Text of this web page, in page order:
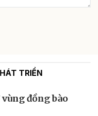
TRIỂN
đồng bào